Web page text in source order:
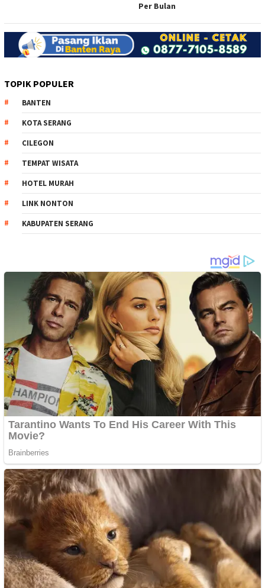
Per Bulan
TOPIK POPULER
BANTEN
KOTA SERANG
CILEGON
TEMPAT WISATA
HOTEL MURAH
LINK NONTON
KABUPATEN SERANG